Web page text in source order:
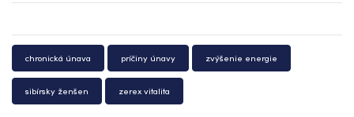
chronická únava príčiny únavy zvýšenie energie
sibírsky ženšen zerex vitalita